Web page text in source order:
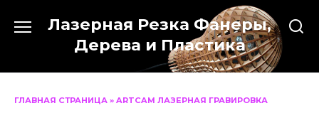
содержанию
Лазерная Резка Фанеры,
Дерева и Пластика
ГЛАВНАЯ СТРАНИЦА » ARTCAM ЛАЗЕРНАЯ ГРАВИРОВКА